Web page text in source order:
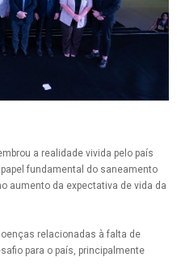
a realidade vivida pelo país
fundamental do saneamento
aumento da expectativa de vida da
relacionadas à falta de
para o país, principalmente